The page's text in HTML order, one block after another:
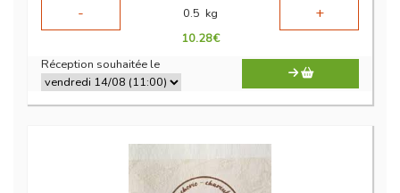
-
0.5 kg +
10.28€
Réception souhaitée le